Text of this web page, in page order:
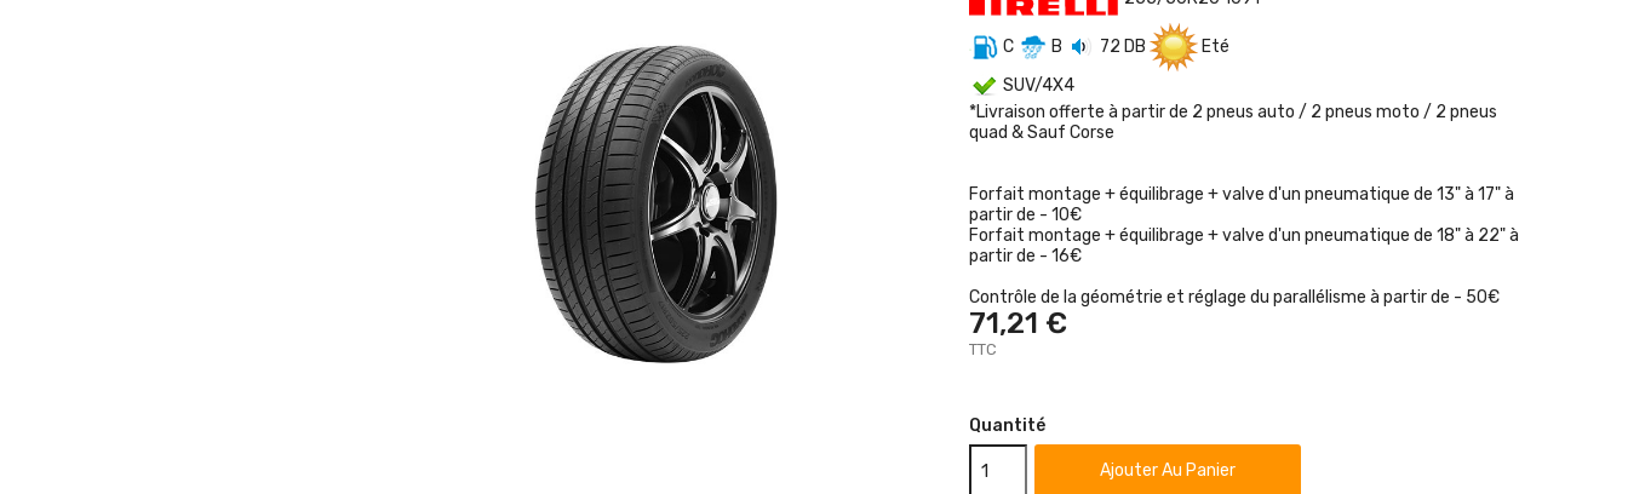
C B 72 DB
Eté
SUV/4X4
*Livraison offerte à partir de 2 pneus auto / 2 pneus moto / 2 pneus
quad & Sauf Corse
Forfait montage + équilibrage + valve d'un pneumatique de 13" à 17" à
partir de - 10€
Forfait montage + équilibrage + valve d'un pneumatique de 18" à 22" à
partir de - 16€
Contrôle de la géométrie et réglage du parallélisme à partir de - 50€
71,21 €
TTC
Quantité
Ajouter Au Panier